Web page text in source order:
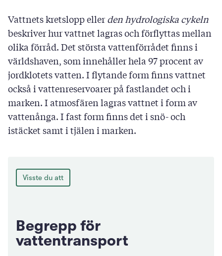
Vattnets kretslopp ellerden hydrologiska cykeln
beskriver hur vattnet lagras och förflyttas mellan
olika förråd. Det största vattenförrådet finns i
världshaven, som innehåller hela 97 procent av
jordklotets vatten. I flytande form finns vattnet
också i vattenreservoarer på fastlandet och i
marken. I atmosfären lagras vattnet i form av
vattenånga. I fast form finns det i snö- och
istäcket samt i tjälen i marken.
Visste du att
Begrepp för
vattentransport